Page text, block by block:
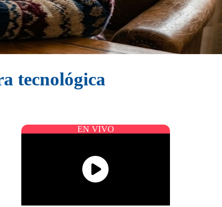
tecnológica
EN VIVO